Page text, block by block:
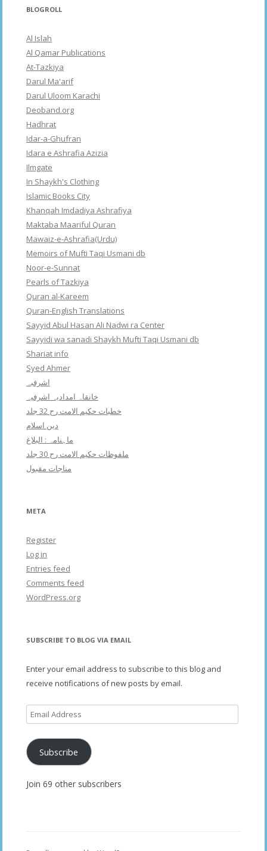
BLOGROLL
Al Islah
Al Qamar Publications
At-Tazkiya
Darul Ma'arif
Darul Uloom Karachi
Deoband.org
Hadhrat
Idar-a-Ghufran
Idara e Ashrafia Azizia
Ilmgate
In Shaykh's Clothing
Islamic Books City
Khanqah Imdadiya Ashrafiya
Maktaba Maariful Quran
Mawaiz-e-Ashrafia(Urdu)
Memoirs of Mufti Taqi Usmani db
Noor-e-Sunnat
Pearls of Tazkiya
Quran al-Kareem
Quran-English Translations
Sayyid Abul Hasan Ali Nadwi ra Center
Sayyidi wa sanadi Shaykh Mufti Taqi Usmani db
Shariat info
Syed Ahmer
اشرفبہ
خانقاہ امدادیہ اشرفیہ
خطبات حکیم الامت رح 32 جلد
دین اسلام
ماہنامہ : البلاغ
ملفوظات حکیم الامت رح 30 جلد
مناجات مقبول
META
Register
Log in
Entries feed
Comments feed
WordPress.org
SUBSCRIBE TO BLOG VIA EMAIL
Enter your email address to subscribe to this blog and
receive notifications of new posts by email.
Email
Address
Subscribe
Join 69 other subscribers